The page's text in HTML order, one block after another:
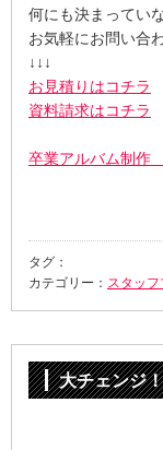
何にも決まってい
お気軽にお問い合
↓↓↓
お見積りはコチラ
資料請求はコチラ
卒業アルバム制作
タグ：
カテゴリー： スタッ
大チェンジ！